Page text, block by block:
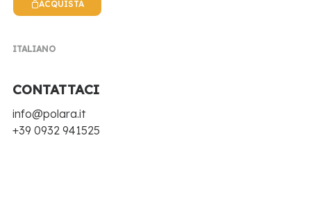
ACQUISTA
ITALIANO
CONTATTACI
info@polara.it
+39 0932 941525NEWS POLARA